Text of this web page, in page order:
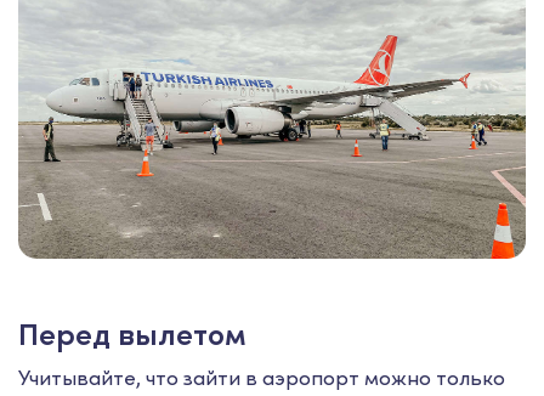
Перед вылетом
Учитывайте, что зайти в аэропорт можно только